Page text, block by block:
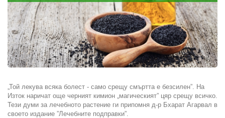
„Той лекува всяка болест - само срещу смъртта е безсилен”. На
Изток наричат още черният кимион „магическият” цяр срещу всичко.
Тези думи за лечебното растение ги припомня д-р Бхарат Агарвал в
своето издание ”Лечебните подправки”.